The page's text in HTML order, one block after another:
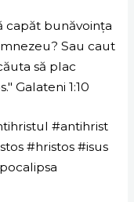
capăt bunăvoinţa
Sau caut
să plac
Galateni 1:10
#antihrist
#hristos #isus